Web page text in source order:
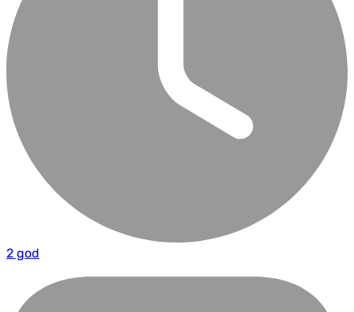
2 god